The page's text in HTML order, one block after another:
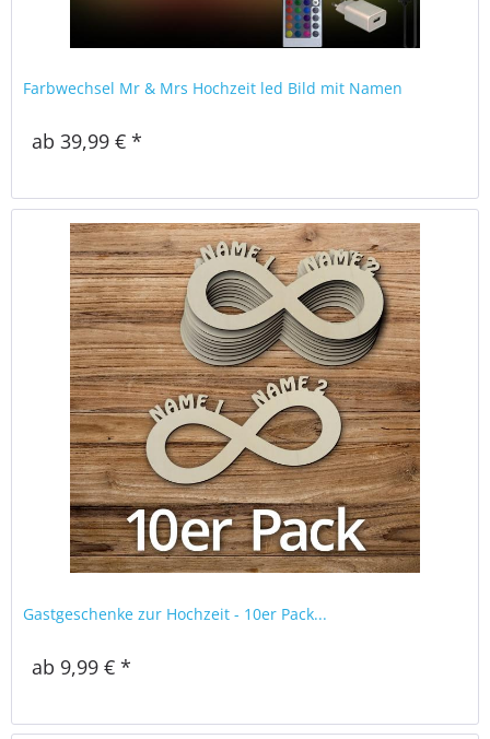
Farbwechsel Mr & Mrs Hochzeit led Bild mit Namen
ab 39,99 € *
Gastgeschenke zur Hochzeit - 10er Pack...
ab 9,99 € *